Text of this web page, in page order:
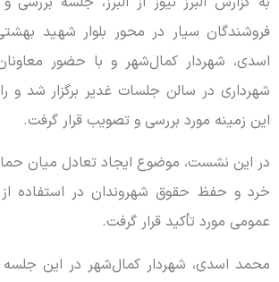
فروشندگان سیار در محور بلوار شهید
اسدی، شهردار کمال‌شهر و با حضور
شهرداری در سالن جلسات غدیر برگزار شد و
این زمینه مورد بررسی و تصویب قرار گرفت.
در این نشست، موضوع ایجاد تعادل میان
خرد‌ و حفظ حقوق شهروندان در استفاده از
عمومی مورد تأکید قرار گرفت.
محمد اسدی، شهردار کمال‌شهر در این جلسه